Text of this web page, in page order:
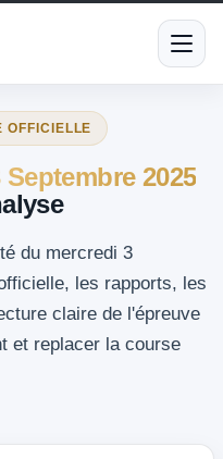
OFFICIELLE
Septembre 2025
du mercredi 3
les rapports, les
claire de l'épreuve
et replacer la course